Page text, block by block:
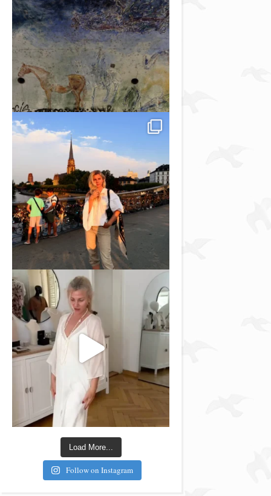
Load More...
Follow on Instagram